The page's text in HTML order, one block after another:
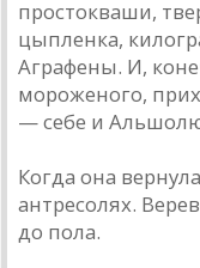
простокваши,
цыпленка,
Аграфены. И,
мороженого,
— себе и
Когда она
антресолях.
до пола.